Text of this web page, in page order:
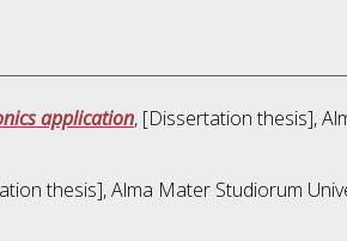
application, [Dissertation thesis],
thesis], Alma Mater Studiorum